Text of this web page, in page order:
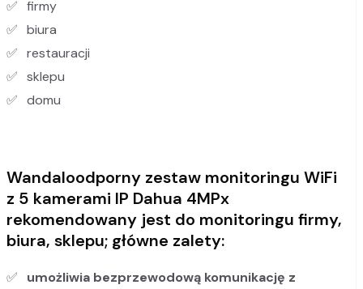
firmy
biura
restauracji
sklepu
domu
Wandaloodporny zestaw monitoringu WiFi
z 5 kamerami IP Dahua 4MPx
rekomendowany jest do monitoringu firmy,
biura, sklepu; główne zalety:
umożliwia bezprzewodową komunikację z